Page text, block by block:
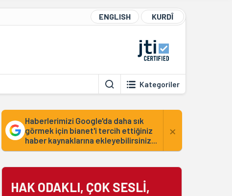
ENGLISH KURDÎ
Kategoriler
Haberlerimizi Google'da daha sık
görmek için bianet'i tercih ettiğiniz
haber kaynaklarına ekleyebilirsiniz...
×
HAK ODAKLI, ÇOK SESLİ,